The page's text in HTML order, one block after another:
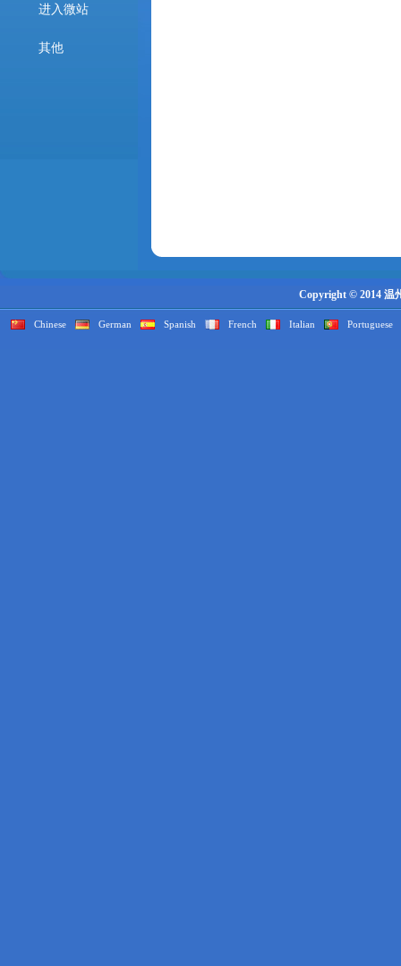
进入微站
其他
Copyright © 2014 温
Chinese German Spanish French Italian Portuguese